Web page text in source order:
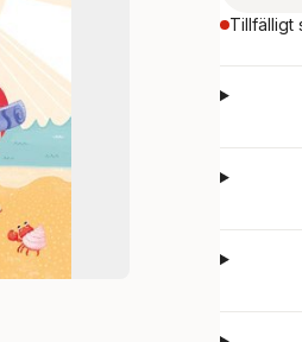
Tillfälligt